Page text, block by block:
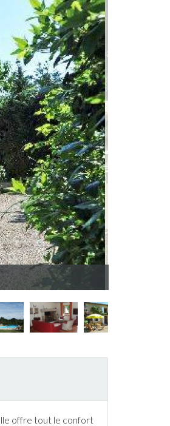
offre tout le confort